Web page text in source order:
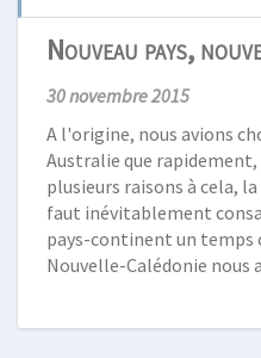
Nouveau pays,
30 novembre 2015
A l'origine, nous avions
Australie que
plusieurs raisons à cela,
faut inévitablement
pays-continent un temps
Nouvelle-Calédonie nous